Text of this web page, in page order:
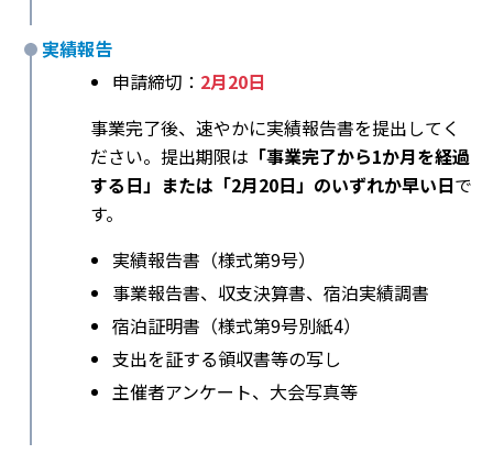
実績報告
申請締切： 2月20日
事業完了後、速やかに実績報告書を提出してく
ださい。提出期限は 「事業完了から1か月を経過
する日」または「2月20日」のいずれか早い日で
す。
実績報告書（様式第9号）
事業報告書、収支決算書、宿泊実績調書
宿泊証明書（様式第9号別紙4）
支出を証する領収書等の写し
主催者アンケート、大会写真等